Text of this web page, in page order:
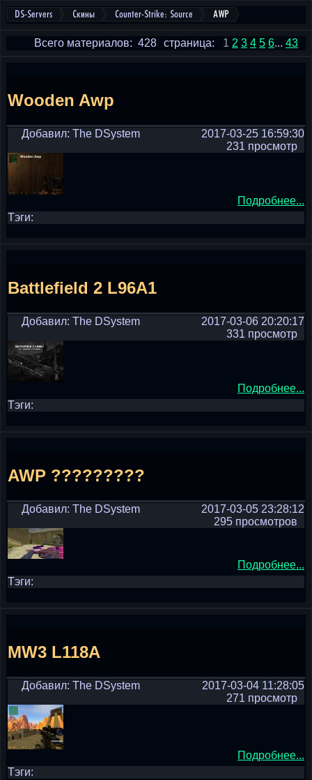
DS-Servers Скины Counter-Strike: Source AWP
страница: 1 2 3 4 5 6... 43
Всего материалов: 428
Wooden Awp
Добавил: The DSystem
2017-03-25 16:59:30
231 просмотр
Подробнее...
Тэги:
Battlefield 2 L96A1
Добавил: The DSystem
2017-03-06 20:20:17
331 просмотр
Подробнее...
Тэги:
AWP ?????????
Добавил: The DSystem
2017-03-05 23:28:12
295 просмотров
Подробнее...
Тэги:
MW3 L118A
Добавил: The DSystem
2017-03-04 11:28:05
271 просмотр
Подробнее...
Тэги: